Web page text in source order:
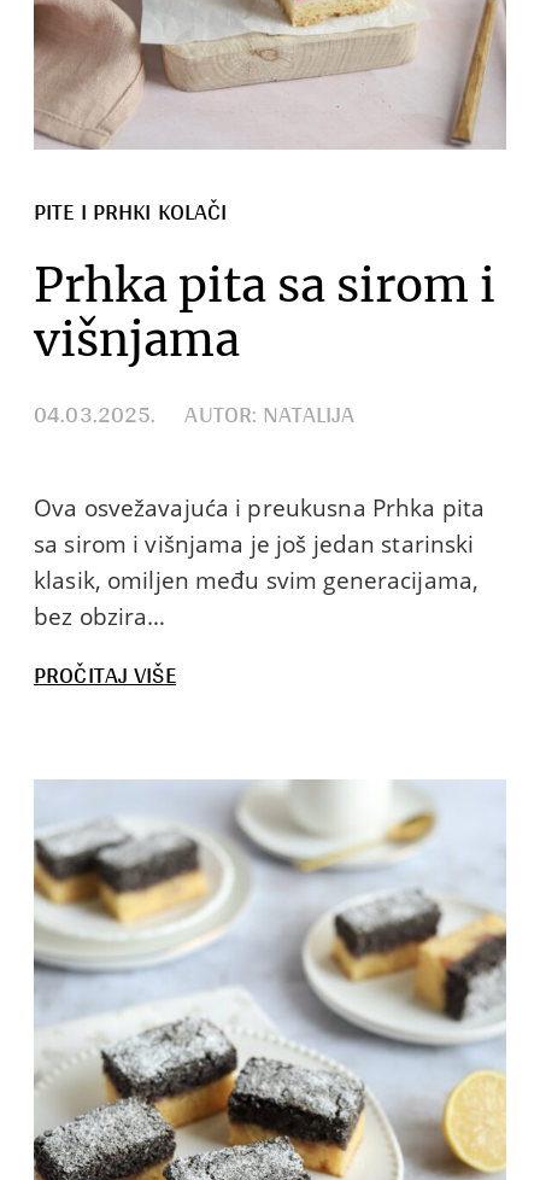
PITE I PRHKI KOLAČI
Prhka pita sa sirom i
višnjama
04.03.2025. AUTOR: NATALIJA
Ova osvežavajuća i preukusna Prhka pita
sa sirom i višnjama je još jedan starinski
klasik, omiljen među svim generacijama,
bez obzira…
PROČITAJ VIŠE:
SA
SIROM
I
VIŠNJAMA